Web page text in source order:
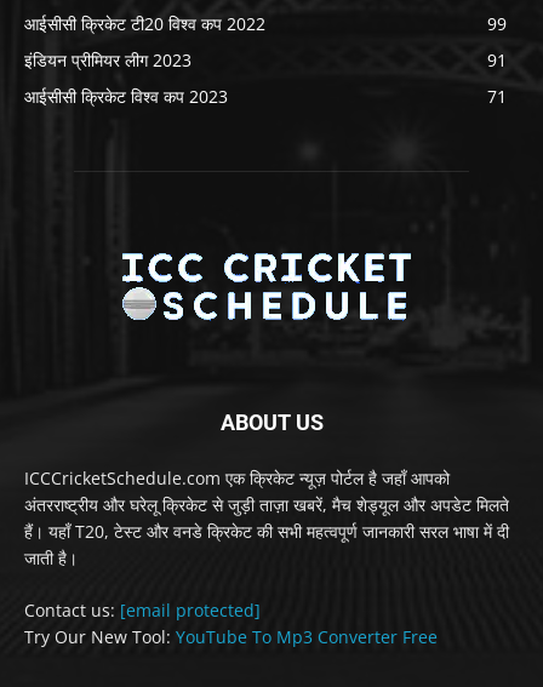
आईसीसी क्रिकेट टी20 विश्व कप 2022
99
इंडियन प्रीमियर लीग 2023
91
आईसीसी क्रिकेट विश्व कप 2023
71
ABOUT US
ICCCricketSchedule.com एक क्रिकेट न्यूज़ पोर्टल है जहाँ आपको
अंतरराष्ट्रीय और घरेलू क्रिकेट से जुड़ी ताज़ा खबरें, मैच शेड्यूल और अपडेट मिलते
हैं। यहाँ T20, टेस्ट और वनडे क्रिकेट की सभी महत्वपूर्ण जानकारी सरल भाषा में दी
जाती है।
Contact us: [email protected]
Try Our New Tool: YouTube To Mp3 Converter Free